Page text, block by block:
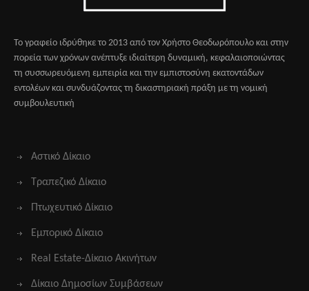
Το γραφείο ιδρύθηκε το 2013 από τον Χρήστο Θεοδωρόπουλο και στην
πορεία των χρόνων ανέπτυξε ιδιαίτερη δυναμική, κεφαλαιοποιώντας
τη συσσωρευόμενη εμπειρία και την εμπιστοσύνη εκατοντάδων
εντολέων και συνδυάζοντας τη δικαστηριακή πράξη με τη νομική
συμβουλευτική
Αστικό Δίκαιο
Τραπεζικό Δίκαιο
Πτωχευτικό Δίκαιο
Εμπορικό Δίκαιο
Real Estate-Δίκαιο Ακινήτων
Δίκαιο Δημοσίων Συμβάσεων